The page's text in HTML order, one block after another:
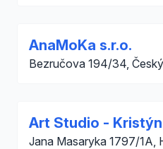
AnaMoKa s.r.o.
Bezručova 194/34,
Art Studio -
Jana Masaryka 1797/1A,